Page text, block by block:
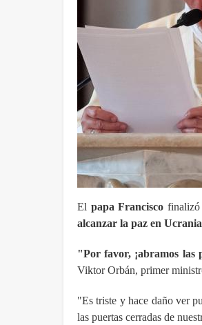
El papa Francisco finalizó
alcanzar la paz en
"Por favor, ¡abramos las
Viktor Orbán, primer
"Es triste y hace daño ver
las puertas cerradas de